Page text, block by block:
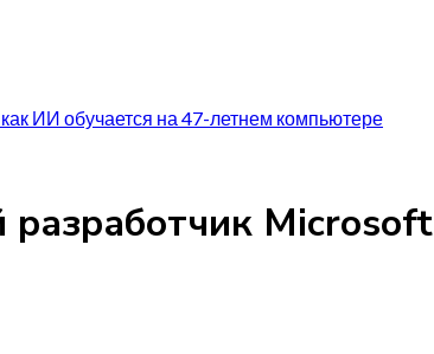
ИИ обучается на 47-летнем компьютере